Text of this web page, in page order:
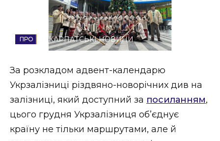
Стиль життя
Втрачений Ужгород (відеоверсія)
ЗАКАРПАТСЬКІ НОВИНИ
ЗАКАРПАТСЬКІ НОВИНИ
За розкладом адвент-календарю
Укрзалізниці різдвяно-новорічних див на
залізниці, який доступний за посиланням,
цього грудня Укрзалізниця обʼєднує
країну не тільки маршрутами, але й